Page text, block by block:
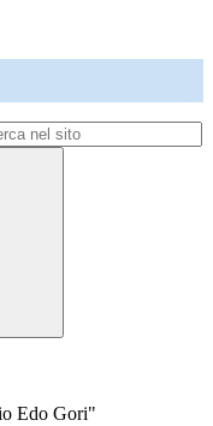
Edo Gori"